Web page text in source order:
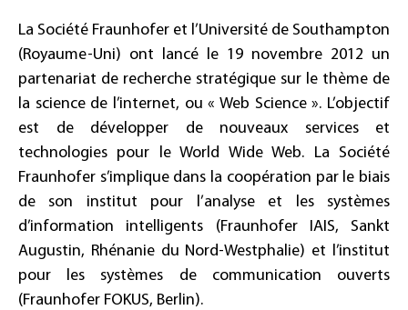
La Société Fraunhofer et l’Université de Southampton
(Royaume-Uni) ont lancé le 19 novembre 2012 un
partenariat de recherche stratégique sur le thème de
la science de l’internet, ou « Web Science ». L’objectif
est de développer de nouveaux services et
technologies pour le World Wide Web. La Société
Fraunhofer s’implique dans la coopération par le biais
de son institut pour l’analyse et les systèmes
d’information intelligents (Fraunhofer IAIS, Sankt
Augustin, Rhénanie du Nord-Westphalie) et l’institut
pour les systèmes de communication ouverts
(Fraunhofer FOKUS, Berlin).